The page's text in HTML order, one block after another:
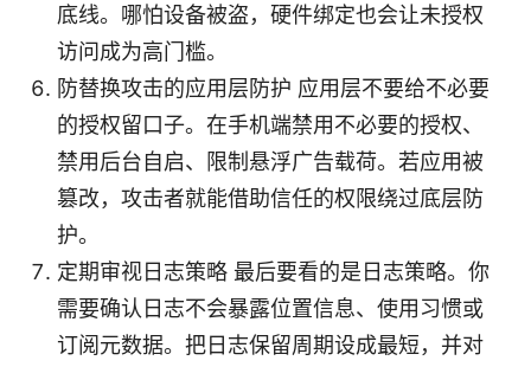
底线。哪怕设备被盗，硬件绑定也会让未授权
访问成为高门槛。
防替换攻击的应用层防护 应用层不要给不必要
的授权留口子。在手机端禁用不必要的授权、
禁用后台自启、限制悬浮广告载荷。若应用被
篡改，攻击者就能借助信任的权限绕过底层防
护。
定期审视日志策略 最后要看的是日志策略。你
需要确认日志不会暴露位置信息、使用习惯或
订阅元数据。把日志保留周期设成最短，并对